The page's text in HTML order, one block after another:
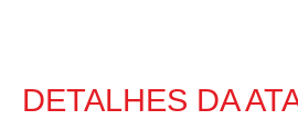
DETALHES DA